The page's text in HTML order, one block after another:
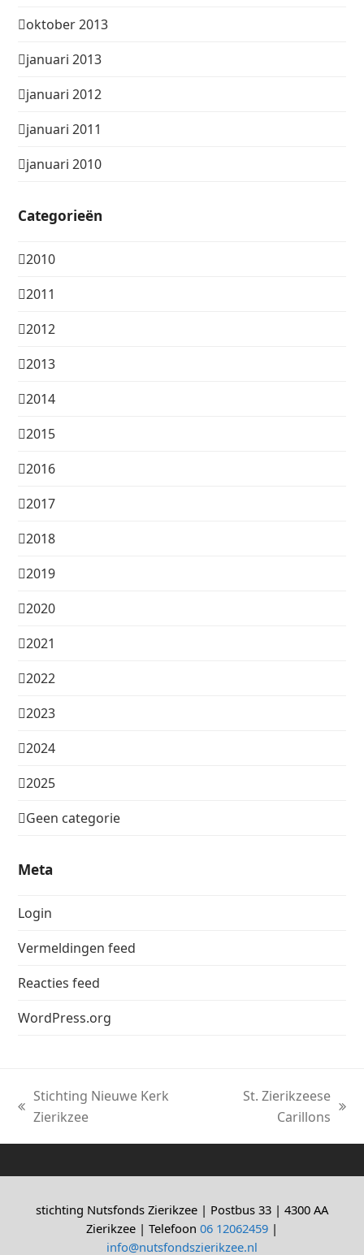
oktober 2013
januari 2013
januari 2012
januari 2011
januari 2010
Categorieën
2010
2011
2012
2013
2014
2015
2016
2017
2018
2019
2020
2021
2022
2023
2024
2025
Geen categorie
Meta
Login
Vermeldingen feed
Reacties feed
WordPress.org
previous
Stichting Nieuwe Kerk
Zierikzee
St. Zierikzeese
Carillons
stichting Nutsfonds Zierikzee | Postbus 33 | 4300 AA
Zierikzee | Telefoon 06 12062459 |
info@nutsfondszierikzee.nl